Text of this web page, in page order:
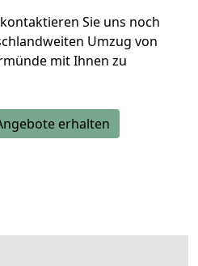
Sie uns noch
Umzug von
mit Ihnen zu
erhalten